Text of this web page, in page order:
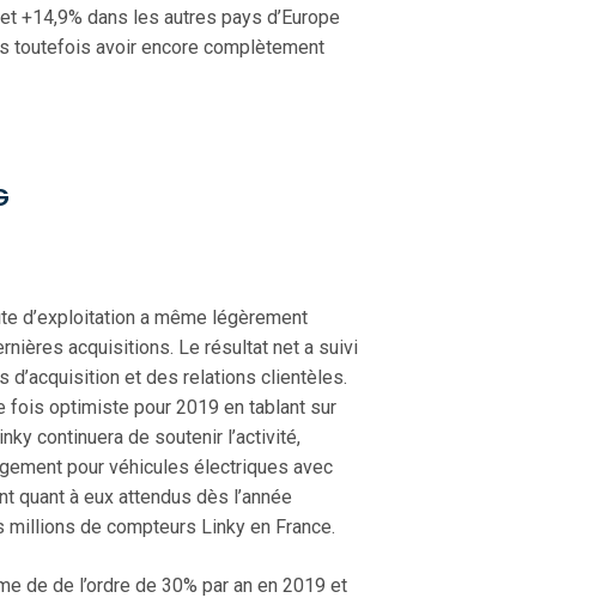
+14,9% dans les autres pays d’Europe
toutefois avoir encore complètement
d’exploitation a même légèrement
acquisitions. Le résultat net a suivi
d’acquisition et des relations clientèles.
fois optimiste pour 2019 en tablant sur
continuera de soutenir l’activité,
pour véhicules électriques avec
à eux attendus dès l’année
millions de compteurs Linky en France.
de de l’ordre de 30% par an en 2019 et